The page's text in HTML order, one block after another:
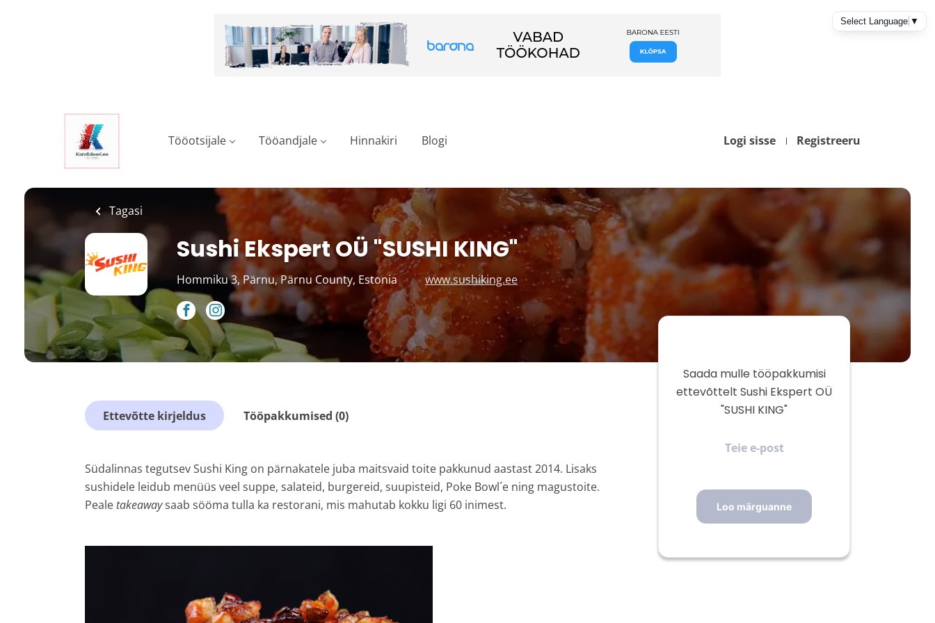
Logi sisse Registreeru
Tööotsijale Tööandjale Hinnakiri Blogi
Tagasi
Sushi Ekspert OÜ "SUSHI KING"
Hommiku 3, Pärnu, Pärnu County, Estonia www.sushiking.ee
Ettevõtte kirjeldus Tööpakkumised (0)
Südalinnas tegutsev Sushi King on pärnakatele juba maitsvaid toite pakkunud aastast 2014. Lisaks
sushidele leidub menüüs veel suppe, salateid, burgereid, suupisteid, Poke Bowl´e ning magustoite.
Peale takeawaysaab sööma tulla ka restorani, mis mahutab kokku ligi 60 inimest.
Saada mulle tööpakkumisi
ettevõttelt Sushi Ekspert OÜ
"SUSHI KING"